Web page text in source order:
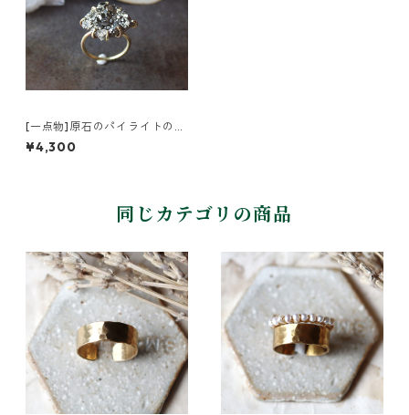
[一点物]原石のパイライトのリ
ング
¥4,300
同じカテゴリの商品